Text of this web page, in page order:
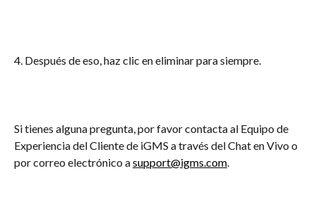
4. Después de eso, haz clic en eliminar para siempre.
Si tienes alguna pregunta, por favor contacta al Equipo de
Experiencia del Cliente de iGMS a través del Chat en Vivo o
por correo electrónico a support@igms.com.